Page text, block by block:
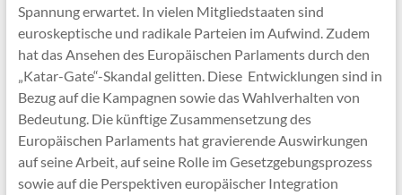
Spannung erwartet. In vielen Mitgliedstaaten sind
euroskeptische und radikale Parteien im Aufwind. Zudem
hat das Ansehen des Europäischen Parlaments durch den
„Katar-Gate“-Skandal gelitten. Diese Entwicklungen sind in
Bezug auf die Kampagnen sowie das Wahlverhalten von
Bedeutung. Die künftige Zusammensetzung des
Europäischen Parlaments hat gravierende Auswirkungen
auf seine Arbeit, auf seine Rolle im Gesetzgebungsprozess
sowie auf die Perspektiven europäischer Integration